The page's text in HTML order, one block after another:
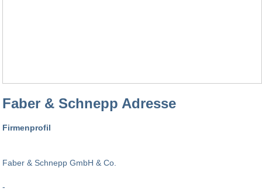
Faber & Schnepp Adresse
Firmenprofil
Faber & Schnepp GmbH & Co.
-